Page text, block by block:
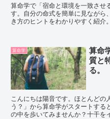
算命学で「宿命と環境を一致させ
す。自分の命式を簡単に見ながら
き方のヒントをわかりやすく紹
算命学
算命
質と
る。
こんにちは陽音です。ほとんど
う？」から算命学がスタートす
の中を歩いてみませんか？十干を